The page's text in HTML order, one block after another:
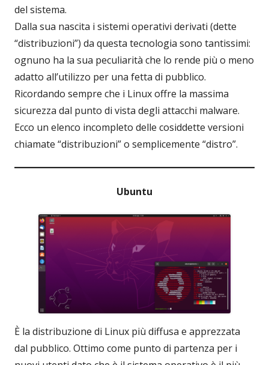
del sistema.
Dalla sua nascita i sistemi operativi derivati (dette
“distribuzioni”) da questa tecnologia sono tantissimi:
ognuno ha la sua peculiarità che lo rende più o meno
adatto all’utilizzo per una fetta di pubblico.
Ricordando sempre che i Linux offre la massima
sicurezza dal punto di vista degli attacchi malware.
Ecco un elenco incompleto delle cosiddette versioni
chiamate “distribuzioni” o semplicemente “distro”.
Ubuntu
È la distribuzione di Linux più diffusa e apprezzata
dal pubblico. Ottimo come punto di partenza per i